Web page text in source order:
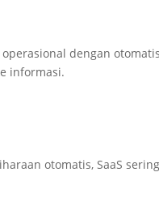
dengan
informasi.
otomatis, SaaS